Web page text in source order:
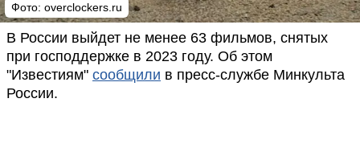
Фото: overclockers.ru
В России выйдет не менее 63 фильмов, снятых
при господдержке в 2023 году. Об этом
"Известиям" сообщили в пресс-службе Минкульта
России.